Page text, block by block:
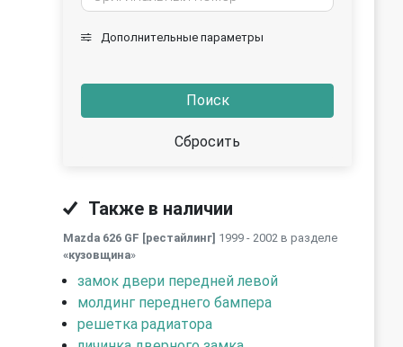
Дополнительные параметры
Поиск
Сбросить
Также в наличии
Mazda 626 GF [рестайлинг] 1999 - 2002 в разделе
«кузовщина»
замок двери передней левой
молдинг переднего бампера
решетка радиатора